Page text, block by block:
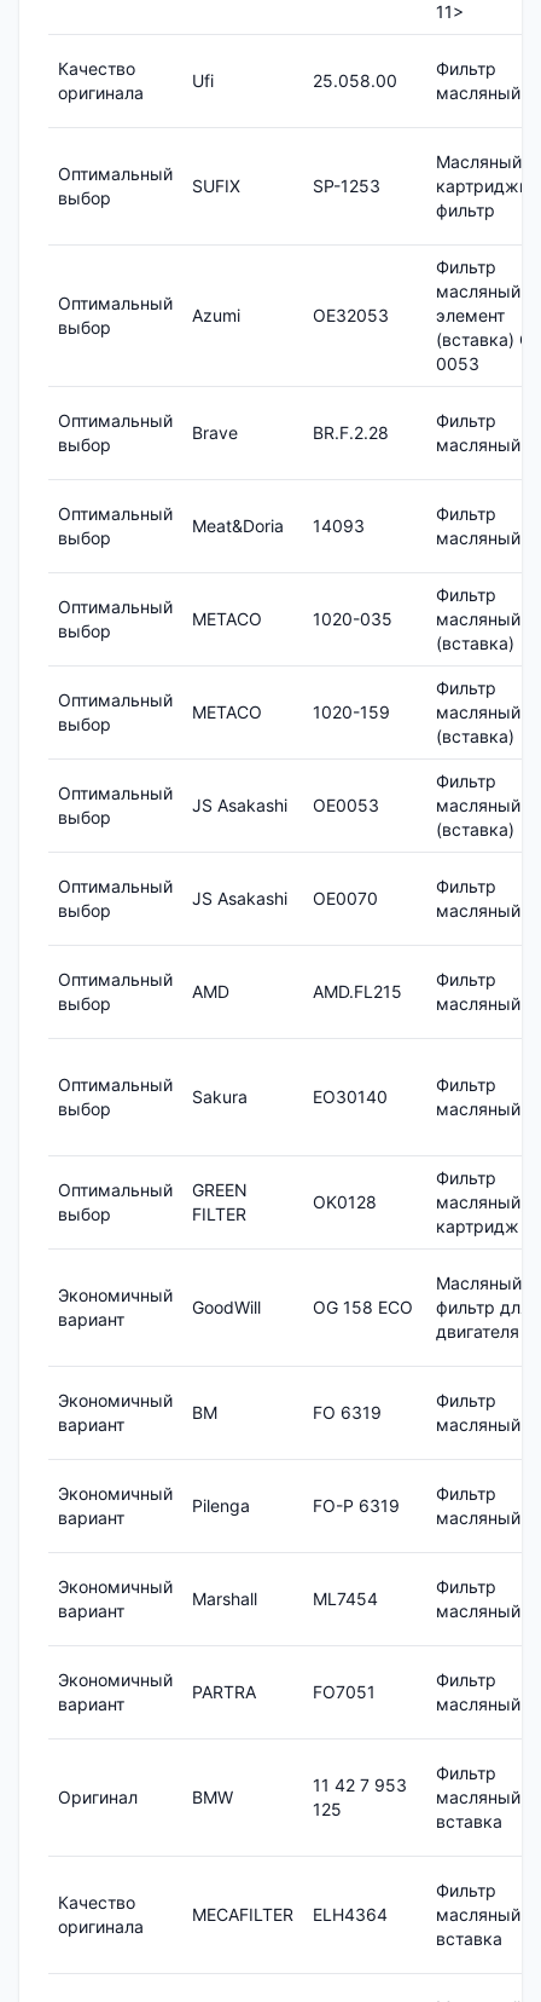
11>
Качество
оригинала
Ufi 25.058.00
Фильтр
масляный
Оптимальный
выбор
SUFIX SP-1253
Масляный
фильтр
Оптимальный
выбор
Azumi OE32053
Фильтр
масляный
элемент
(вставка)
0053
Оптимальный
выбор
Brave BR.F.2.28
Фильтр
масляный
Оптимальный
выбор
Meat&Doria 14093
Фильтр
масляный
Оптимальный
выбор
METACO 1020-035
Фильтр
масляный
(вставка)
Оптимальный
выбор
METACO 1020-159
Фильтр
масляный
(вставка)
Оптимальный
выбор
JS Asakashi OE0053
Фильтр
масляный
(вставка)
Оптимальный
выбор
JS Asakashi OE0070
Фильтр
масляный
Оптимальный
выбор
AMD AMD.FL215
Фильтр
масляный
Оптимальный
выбор
Sakura EO30140
Фильтр
масляный
Оптимальный
выбор
GREEN
FILTER
OK0128
Фильтр
масляный,
картридж
Экономичный
вариант
GoodWill OG 158 ECO
Масляный
фильтр для
двигателя
Экономичный
вариант
BM FO 6319
Фильтр
масляный
Экономичный
вариант
Pilenga FO-P 6319
Фильтр
масляный
Экономичный
вариант
Marshall ML7454
Фильтр
масляный
Экономичный
вариант
PARTRA FO7051
Фильтр
масляный
Оригинал BMW
11 42 7 953
125
Фильтр
масляный,
вставка
Качество
оригинала
MECAFILTER ELH4364
Фильтр
масляный
вставка